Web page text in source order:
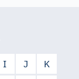
I J
K